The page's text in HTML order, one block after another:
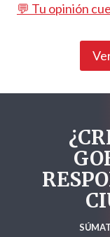
💬 Tu opinión